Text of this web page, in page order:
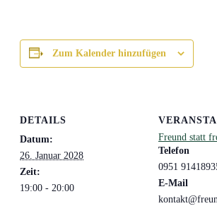
Zum Kalender hinzufügen
DETAILS
Datum:
26. Januar 2028
Zeit:
19:00 - 20:00
Freund statt
Telefon
0951
E-Mail